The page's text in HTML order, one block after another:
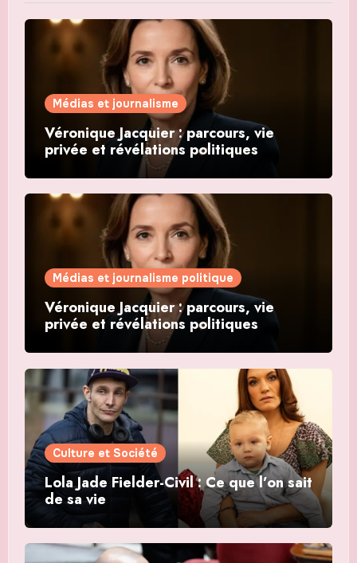
Médias et journalisme
Véronique Jacquier : parcours, vie
privée et révélations politiques
Médias et journalisme politique
Véronique Jacquier : parcours, vie
privée et révélations politiques
Culture et Société
Lola Jade Fielder-Civil : Ce que l’on sait
de sa vie